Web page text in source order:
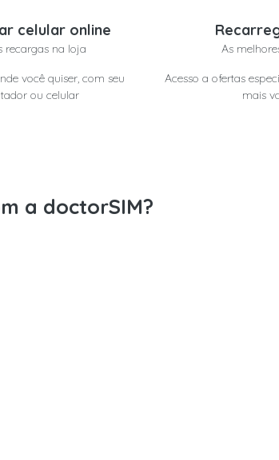
celular online
recargas na loja
você quiser, com seu
ou celular
As
Acesso a ofertas
mais
a doctorSIM?